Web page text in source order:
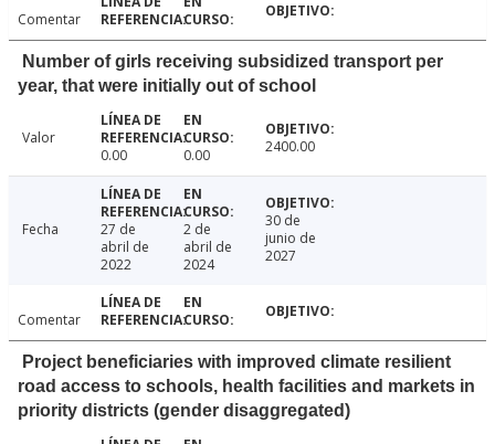
Comentar
Number of girls receiving subsidized transport per
year, that were initially out of school
Valor
0.00
0.00 2400.00
Fecha
27 de
abril de
2022
2 de
abril de
2024
30 de
junio de
2027
Comentar
Project beneficiaries with improved climate resilient
road access to schools, health facilities and markets in
priority districts (gender disaggregated)